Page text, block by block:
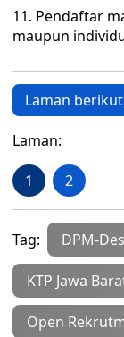
11. Pendaftar
maupun
Laman
Laman:
1 2
Tag: DPM-
KTP Jawa
Open